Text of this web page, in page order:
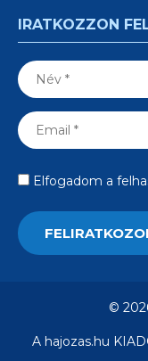
IRATKOZZON
Elfogadom a
©
A hajozas.hu